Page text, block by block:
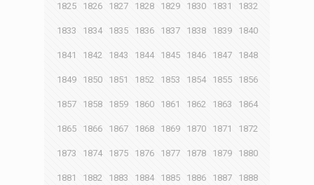
1825 1826 1827 1828 1829 1830 1831 1832
1833 1834 1835 1836 1837 1838 1839 1840
1841 1842 1843 1844 1845 1846 1847 1848
1849 1850 1851 1852 1853 1854 1855 1856
1857 1858 1859 1860 1861 1862 1863 1864
1865 1866 1867 1868 1869 1870 1871 1872
1873 1874 1875 1876 1877 1878 1879 1880
1881 1882 1883 1884 1885 1886 1887 1888